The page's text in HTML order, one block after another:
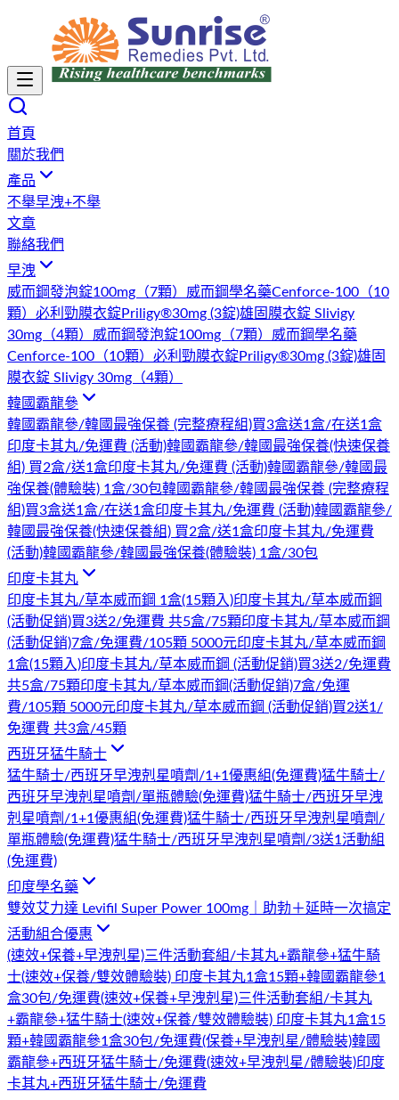
首頁
關於我們
產品
不舉早洩+不舉
文章
聯絡我們
早洩
威而鋼發泡錠100mg（7顆） 威而鋼學名藥Cenforce-100（10
顆） 必利勁膜衣錠Priligy®30mg (3錠)雄固膜衣錠 Slivigy
30mg（4顆） 威而鋼發泡錠100mg（7顆） 威而鋼學名藥
Cenforce-100（10顆） 必利勁膜衣錠Priligy®30mg (3錠)雄固
膜衣錠 Slivigy 30mg（4顆）
韓國霸龍參
韓國霸龍參/韓國最強保養 (完整療程組)買3盒送1盒/在送1盒
印度卡其丸/免運費 (活動)韓國霸龍參/韓國最強保養(快速保養
組) 買2盒/送1盒印度卡其丸/免運費 (活動)韓國霸龍參/韓國最
強保養(體驗裝) 1盒/30包韓國霸龍參/韓國最強保養 (完整療程
組)買3盒送1盒/在送1盒印度卡其丸/免運費 (活動)韓國霸龍參/
韓國最強保養(快速保養組) 買2盒/送1盒印度卡其丸/免運費
(活動)韓國霸龍參/韓國最強保養(體驗裝) 1盒/30包
印度卡其丸
印度卡其丸/草本威而鋼 1盒(15顆入)印度卡其丸/草本威而鋼
(活動促銷)買3送2/免運費 共5盒/75顆印度卡其丸/草本威而鋼
(活動促銷)7盒/免運費/105顆 5000元印度卡其丸/草本威而鋼
1盒(15顆入)印度卡其丸/草本威而鋼 (活動促銷)買3送2/免運費
共5盒/75顆印度卡其丸/草本威而鋼(活動促銷)7盒/免運
費/105顆 5000元印度卡其丸/草本威而鋼 (活動促銷)買2送1/
免運費 共3盒/45顆
西班牙猛牛騎士
猛牛騎士/西班牙早洩剋星噴劑/1+1優惠組(免運費)猛牛騎士/
西班牙早洩剋星噴劑/單瓶體驗(免運費)猛牛騎士/西班牙早洩
剋星噴劑/1+1優惠組(免運費)猛牛騎士/西班牙早洩剋星噴劑/
單瓶體驗(免運費)猛牛騎士/西班牙早洩剋星噴劑/3送1活動組
(免運費)
印度學名藥
雙效艾力達 Levifil Super Power 100mg｜助勃＋延時一次搞定
活動組合優惠
(速效+保養+早洩剋星)三件活動套組/卡其丸+霸龍參+猛牛騎
士(速效+保養/雙效體驗裝) 印度卡其丸1盒15顆+韓國霸龍參1
盒30包/免運費(速效+保養+早洩剋星)三件活動套組/卡其丸
+霸龍參+猛牛騎士(速效+保養/雙效體驗裝) 印度卡其丸1盒15
顆+韓國霸龍參1盒30包/免運費(保養+早洩剋星/體驗裝)韓國
霸龍參+西班牙猛牛騎士/免運費(速效+早洩剋星/體驗裝)印度
卡其丸+西班牙猛牛騎士/免運費